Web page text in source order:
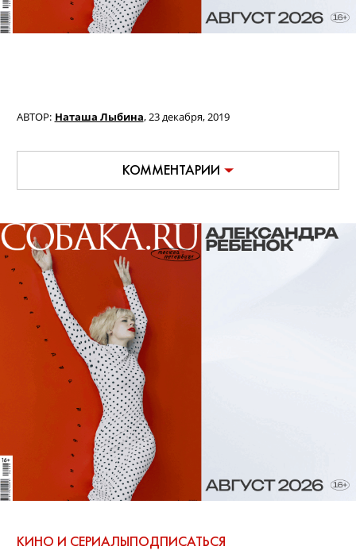
АВТОР: Наташа Лыбина,23 декабря, 2019
КОММЕНТАРИИ
КИНО И СЕРИАЛЫПОДПИСАТЬСЯ